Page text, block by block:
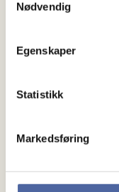
Nødvendig
Egenskaper
Statistikk
Markedsføring
Hamar og omegn